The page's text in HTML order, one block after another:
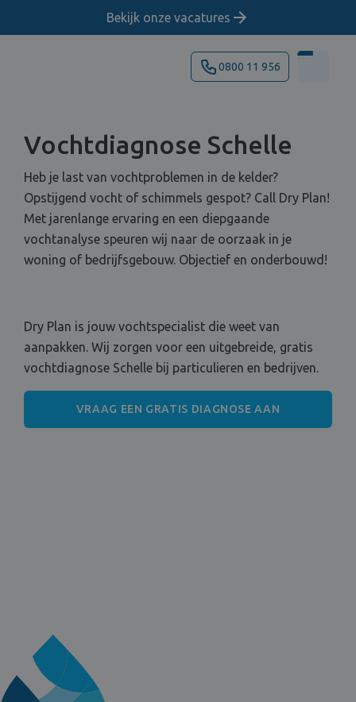
Bekijk onze vacatures
0800 11 956
Vochtdiagnose Schelle
Heb je last van vochtproblemen in de kelder?
Opstijgend vocht of schimmels gespot? Call Dry Plan!
Met jarenlange ervaring en een diepgaande
vochtanalyse speuren wij naar de oorzaak in je
woning of bedrijfsgebouw. Objectief en onderbouwd!
Dry Plan is jouw vochtspecialist die weet van
aanpakken. Wij zorgen voor een uitgebreide, gratis
vochtdiagnose Schelle bij particulieren en bedrijven.
VRAAG EEN GRATIS DIAGNOSE AAN